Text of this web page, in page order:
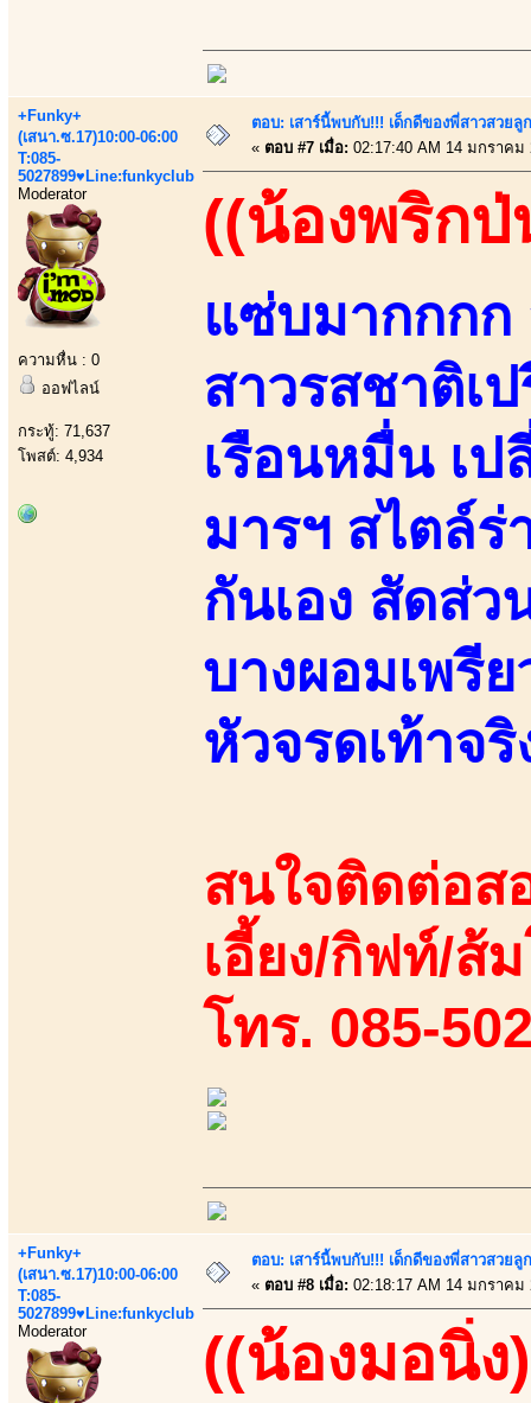
+Funky+
(เสนา.ซ.17)10:00-06:00
T:085-
5027899♥Line:funkyclub
Moderator
ความหื่น : 0
ออฟไลน์
กระทู้: 71,637
โพสต์: 4,934
ตอบ: เสาร์นี้พบกับ!!! เด็กดีของพี่สาวสวยลู
« ตอบ #7 เมื่อ: 02:17:40 AM 14 มกราคม
((น้องพริกป่
แซ่บมากกกก
สาวรสชาติเ
เรือนหมื่น เป
มารฯ สไตล์ร่
กันเอง สัดส่ว
บางผอมเพรี
หัวจรดเท้าจริ
สนใจติดต่อส
เอี้ยง/กิฟท์/ส้
โทร. 085-
+Funky+
(เสนา.ซ.17)10:00-06:00
T:085-
5027899♥Line:funkyclub
Moderator
ตอบ: เสาร์นี้พบกับ!!! เด็กดีของพี่สาวสวยลู
« ตอบ #8 เมื่อ: 02:18:17 AM 14 มกราคม
((น้องมอนิ่ง